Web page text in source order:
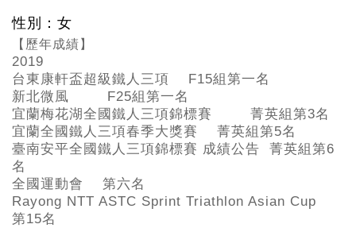
性別：女
【歷年成績】
2019
台東康軒盃超級鐵人三項 F15組第一名
新北微風 F25組第一名
宜蘭梅花湖全國鐵人三項錦標賽 菁英組第3名
宜蘭全國鐵人三項春季大獎賽 菁英組第5名
臺南安平全國鐵人三項錦標賽 成績公告 菁英組第6
名
全國運動會 第六名
Rayong NTT ASTC Sprint Triathlon Asian Cup
第15名